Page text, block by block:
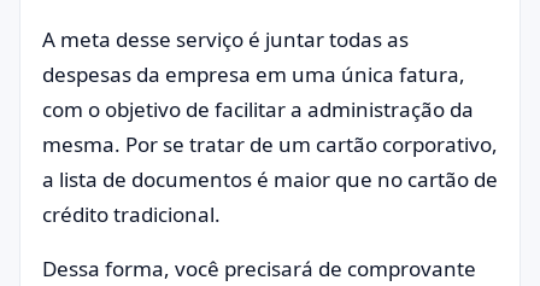
A meta desse serviço é juntar todas as
despesas da empresa em uma única fatura,
com o objetivo de facilitar a administração da
mesma. Por se tratar de um cartão corporativo,
a lista de documentos é maior que no cartão de
crédito tradicional.
Dessa forma, você precisará de comprovante